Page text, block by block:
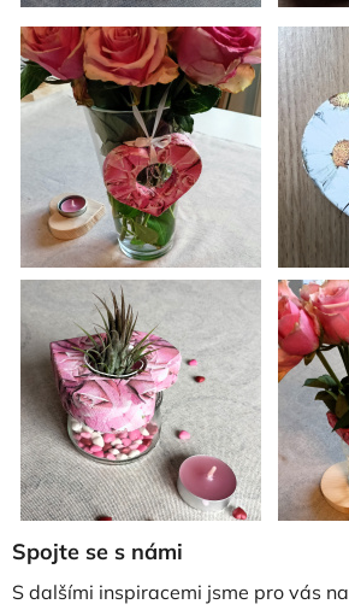
Spojte se s námi
S dalšími inspiracemi jsme pro vás na